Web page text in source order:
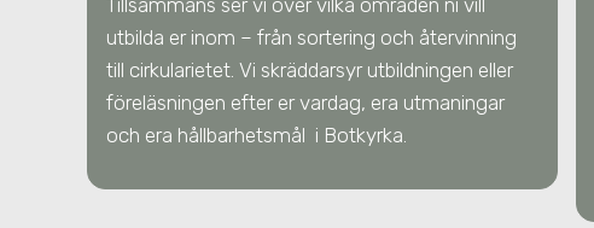
Tillsammans ser vi över vilka områden ni vill
utbilda er inom – från sortering och återvinning
till cirkularietet. Vi skräddarsyr utbildningen eller
föreläsningen efter er vardag, era utmaningar
och era hållbarhetsmål i Botkyrka.